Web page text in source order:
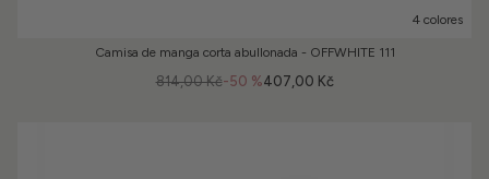
4 colores
Camisa de manga corta abullonada - OFFWHITE 111
-50 %
814,00 Kč 407,00 Kč